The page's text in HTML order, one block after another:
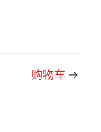
购物车 →